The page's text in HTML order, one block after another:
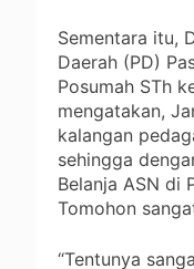
Sementara itu,
Daerah (PD)
Posumah STh
mengatakan,
kalangan
sehingga
Belanja ASN di
Tomohon
“Tentunya